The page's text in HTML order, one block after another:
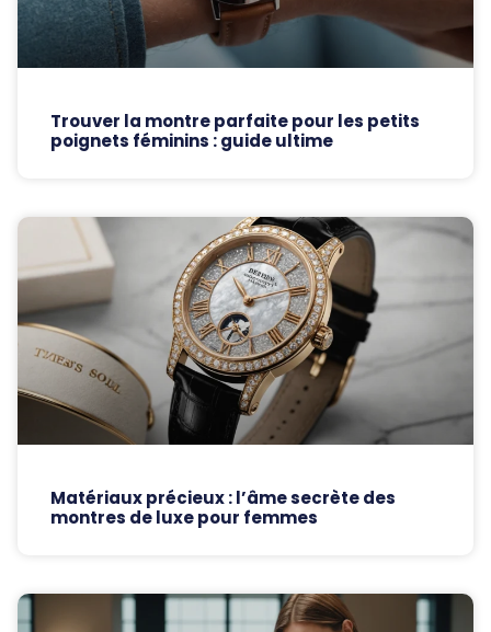
Trouver la montre parfaite pour les petits
poignets féminins : guide ultime
Matériaux précieux : l’âme secrète des
montres de luxe pour femmes